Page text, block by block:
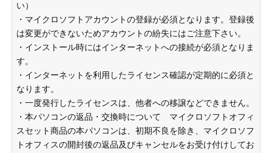
い）
・マイクロソフトアカウントの登録が必須となります。登録後
は変更ができないためアカウントの紛失にはご注意下さい。
・インストール時にはインターネットへの接続が必須となりま
す。
・インターネットを利用したライセンス確認が定期的に必須と
なります。
・一度発行したライセンスは、他者への移譲などできません。
・本パソコンの返品・交換時について マイクロソフトオフィ
スセット商品の本パソコンは、初期不良を除き、マイクロソフ
トオフィスの開封後の返品及びキャンセルをお受け付けしてお